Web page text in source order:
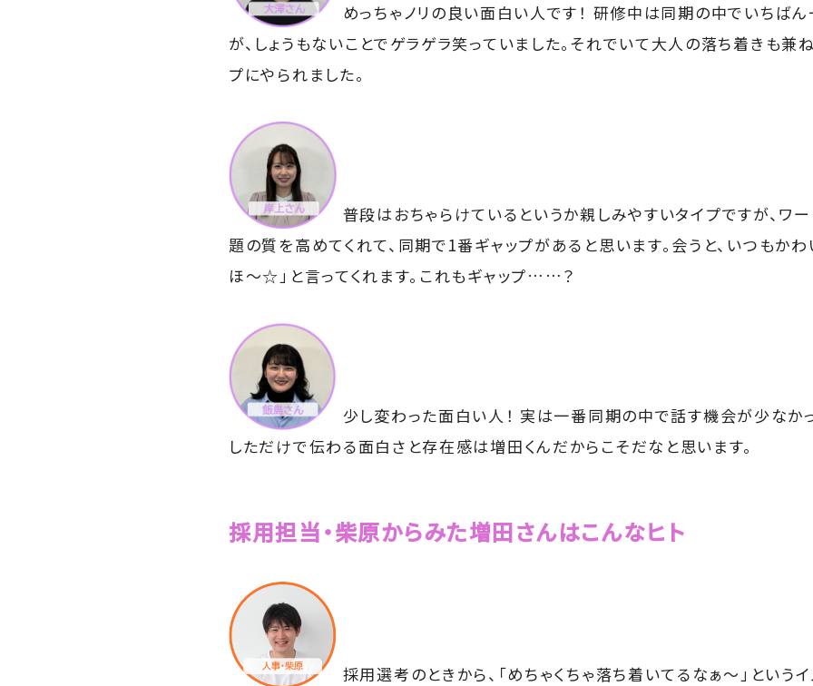
めっちゃノリの良い面白い人です！ 研修中は同期の中でいちば
が、しょうもないことでゲラゲラ笑っていました。それでいて大人の落ち着きも兼
プにやられました。
普段はおちゃらけているというか親しみやすいタイプですが、ワ
題の質を高めてくれて、同期で1番ギャップがあると思います。会うと、いつもか
ほ～☆」と言ってくれます。これもギャップ……？
少し変わった面白い人！ 実は一番同期の中で話す機会が少なか
しただけで伝わる面白さと存在感は増田くんだからこそだなと思います。
採用担当・柴原からみた増田さんはこんなヒト
採用選考のときから、「めちゃくちゃ落ち着いてるなぁ～」という